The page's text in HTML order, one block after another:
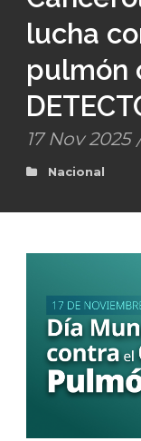
lucha
pulmón
17 Nov 2025
Nacional